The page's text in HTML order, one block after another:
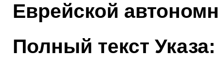
Еврейской
Полный текст Указа: